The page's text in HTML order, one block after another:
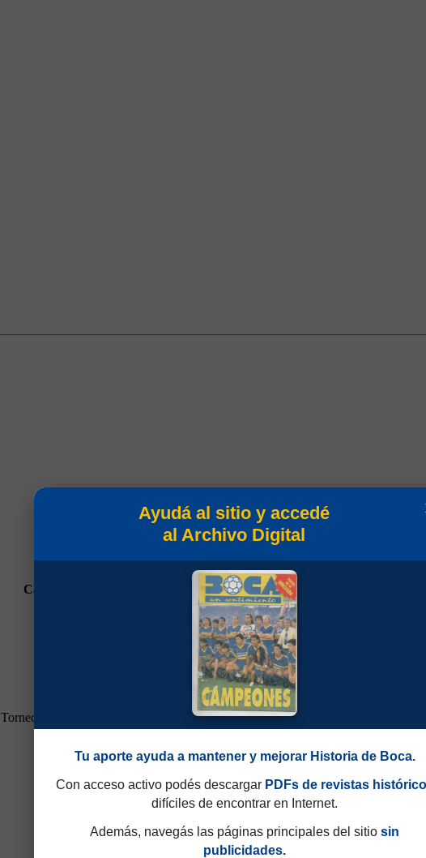
Campeonato
Torneo Nacional 1984
Ayudá al sitio y accedé
al Archivo Digital
Tu aporte ayuda a mantener y mejorar Historia de Boca.
Con acceso activo podés descargar PDFs de revistas
difíciles de encontrar en Internet.
Además, navegás las páginas principales del sitio sin
publicidades.